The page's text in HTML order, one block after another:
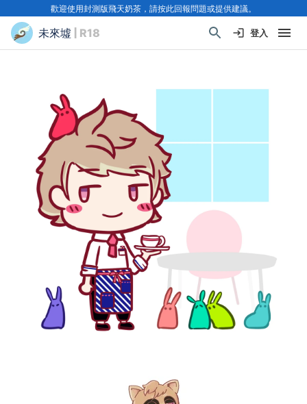
歡迎使用封測版飛天奶茶，請按此回報問題或提供建議。
未來墟 | R18 登入